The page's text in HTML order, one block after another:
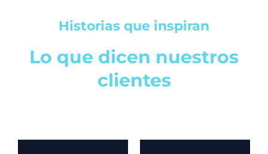
Historias que inspiran
Lo que dicen nuestros
clientes